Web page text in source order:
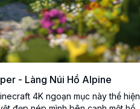
- Làng Núi Hồ Alpine
4K ngoạn mục này thể hiện